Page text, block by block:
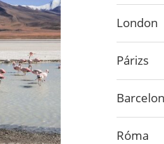
London
Párizs
Róma